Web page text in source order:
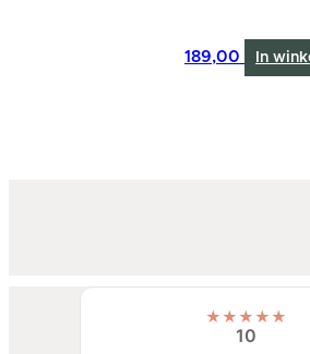
189,00 In
★★★★★
10